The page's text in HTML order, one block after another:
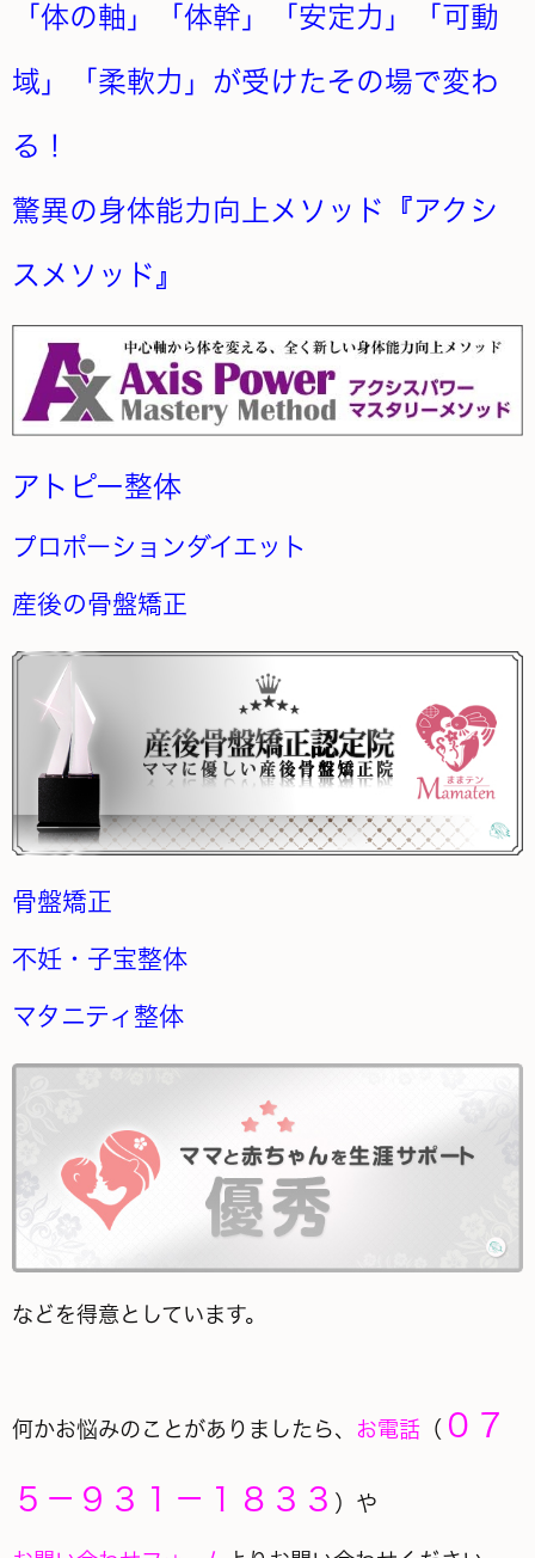
「体の軸」「体幹」「安定力」「可動
域」「柔軟力」が受けたその場で変わ
る！
驚異の身体能力向上メソッド『アクシ
スメソッド』
アトピー整体
プロポーションダイエット
産後の骨盤矯正
骨盤矯正
不妊・子宝整体
マタニティ整体
などを得意としています。
何かお悩みのことがありましたら、 お電話 （ ０７
５－９３１－１８３３ ）や